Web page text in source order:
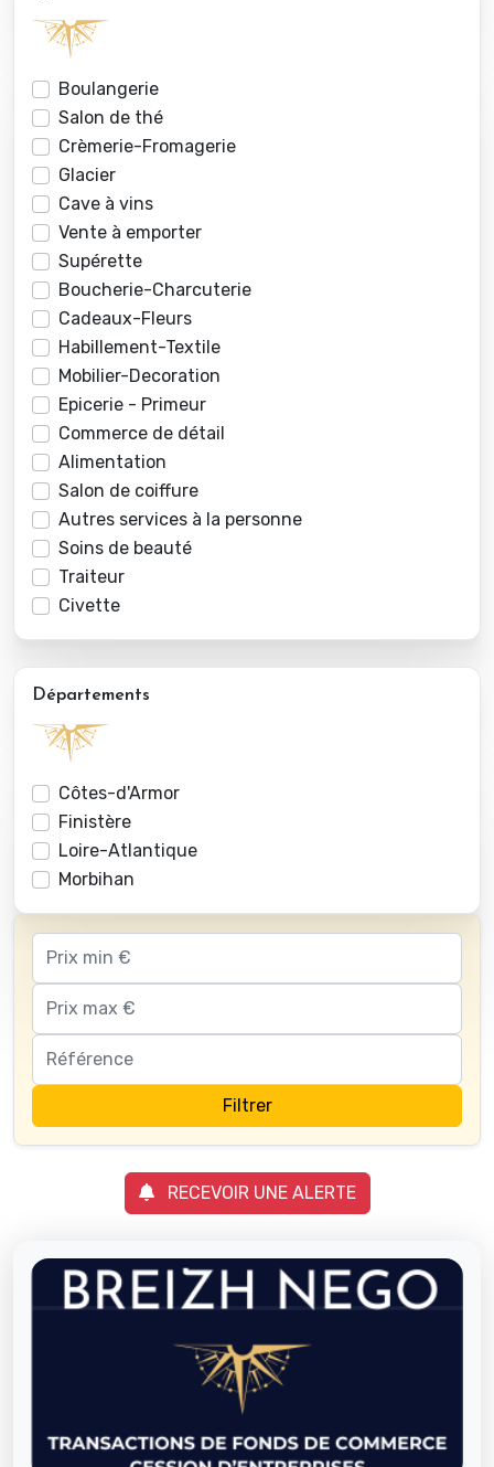
Boulangerie
Salon de thé
Crèmerie-Fromagerie
Glacier
Cave à vins
Vente à emporter
Supérette
Boucherie-Charcuterie
Cadeaux-Fleurs
Habillement-Textile
Mobilier-Decoration
Epicerie - Primeur
Commerce de détail
Alimentation
Salon de coiffure
Autres services à la personne
Soins de beauté
Traiteur
Civette
Départements
Côtes-d'Armor
Finistère
Loire-Atlantique
Morbihan
Filtrer
RECEVOIR UNE ALERTE